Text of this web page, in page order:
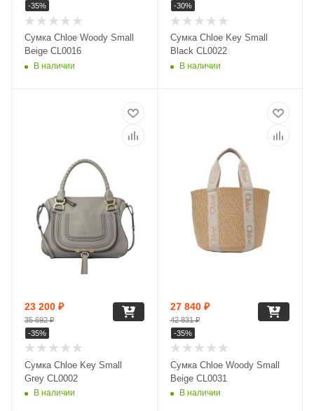
Сумка Chloe Woody Small
Beige CL0016
В наличии
-35%
Сумка Chloe Key Small
Black CL0022
В наличии
-30%
Сумка Chloe Key Small
Grey CL0002
В наличии
23 200 ₽
35 692₽
-35%
Сумка Chloe Woody Small
Beige CL0031
В наличии
27 840₽
42 831₽
-35%